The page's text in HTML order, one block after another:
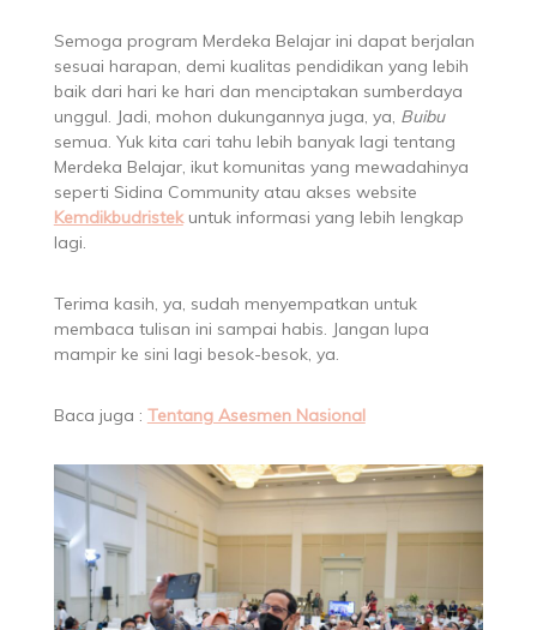
Semoga program Merdeka Belajar ini dapat berjalan
sesuai harapan, demi kualitas pendidikan yang lebih
baik dari hari ke hari dan menciptakan sumberdaya
unggul. Jadi, mohon dukungannya juga, ya, Buibu
semua. Yuk kita cari tahu lebih banyak lagi tentang
Merdeka Belajar, ikut komunitas yang mewadahinya
seperti Sidina Community atau akses website
Kemdikbudristekuntuk informasi yang lebih lengkap
lagi.
Terima kasih, ya, sudah menyempatkan untuk
membaca tulisan ini sampai habis. Jangan lupa
mampir ke sini lagi besok-besok, ya.
Baca juga : Tentang Asesmen Nasional